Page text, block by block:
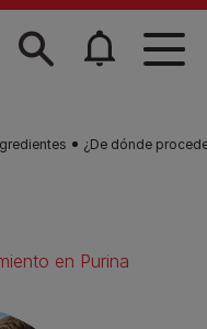
¿De dónde
en Purina